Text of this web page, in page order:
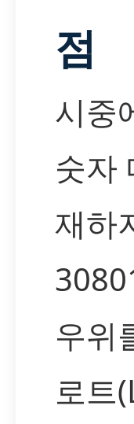
점
시중
숫자
재하
우위
로트